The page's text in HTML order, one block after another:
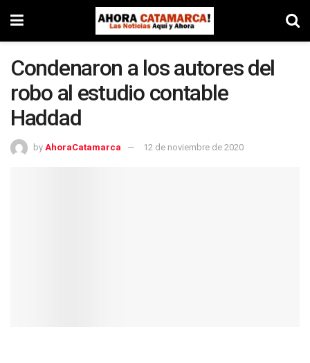
Condenaron a los autores del
robo al estudio contable
Haddad
by AhoraCatamarca 12 de noviembre de 2020